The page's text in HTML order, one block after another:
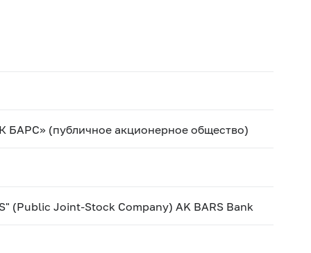
БАРС» (публичное акционерное общество)
(Public Joint-Stock Company) AK BARS Bank